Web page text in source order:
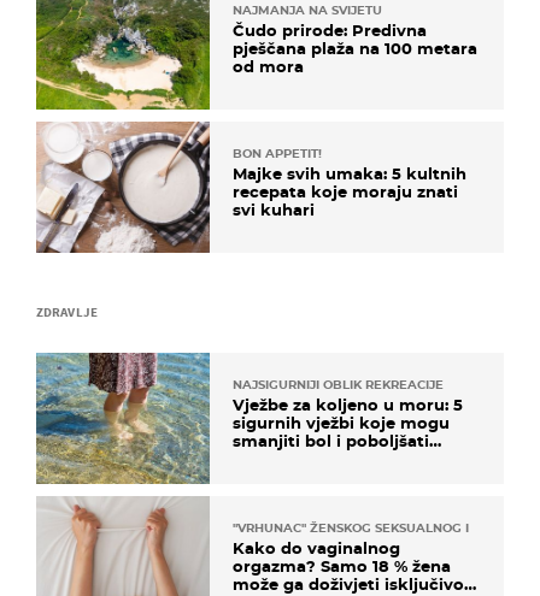
ZDRAVLJE
NAJSIGURNIJI OBLIK REKREACIJE
Vježbe za koljeno u moru: 5
sigurnih vježbi koje mogu
smanjiti bol i poboljšati
"VRHUNAC" ŽENSKOG SEKSUALNOG ISKUSTVA
Kako do vaginalnog
orgazma? Samo 18 % žena
može ga doživjeti isključivo
NAJMANJA NA SVIJETU
Čudo prirode: Predivna
pješčana plaža na 100 metara
od mora
BON APPETIT!
Majke svih umaka: 5 kultnih
recepata koje moraju znati
svi kuhari